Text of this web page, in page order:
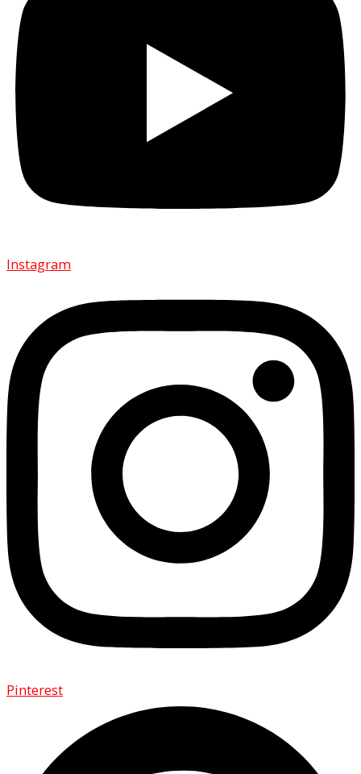
Instagram
Pinterest